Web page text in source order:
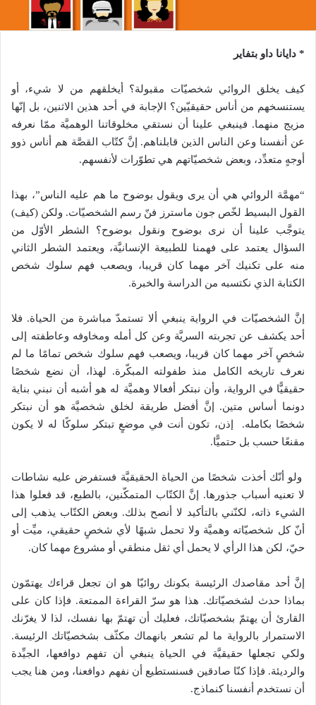
* دايانا داو بتفاير
كيف يخلق الروائي شخصيّات مقبولة؟ أيخلقهم من لا شيء، أو
يستنسخهم من أناس حقيقيّين؟ الإجابة في أحد هذين الاثنين، بل إنّها
مزيج منهما. فينبغي علينا أن نستقي مخلوقاتنا الوهميَّة ممّا نعرفه
عن أنفسنا وعن الناس الذين قابلناهم. إنَّ كتّاب القصَّة هم أناس ذوو
أوجهٍ متعدِّد، وبعض شخصيّاتهم هي تطوّرات لأنفسهم.
“مهمَّة الروائي هي أن يرى ويقول بوضوح ما هم عليه الناس”، بهذا
القول البسيط لخّص جون ماسترز فنّ رسم الشخصيّات. ولكن (كيف)
يتوجَّب علينا أن نرى بوضوح ونقول بوضوح؟ الشطر الأوّل من
السؤال يعتمد على فهمنا للطبيعة الإنسانيَّة، ويعتمد الشطر الثاني
منه على تكنيك آخر مهما كان قريبا، ويصعب فهم سلوك شخص
الكتابة الذي نكتسبه من الدراسة والخبرة.
إنَّ الشخصيّات في الرواية ينبغي ألا تستمدّ مباشرة من الحياة. فلا
أحد يكشف عن تجربته السريَّة وعن كل أمله ومخاوفه وعاطفته إلى
شخصٍ آخر مهما كان قريبا، ويصعب فهم سلوك شخص تمامًا ما لم
نعرف تاريخه الكامل منذ طفولته المبكّرة. لهذا، أن نضع شخصًا
حقيقيًّا في الرواية، وأن نبتكر أفعالا وهميَّة له هو أشبه أن نبني بناية
دونما أساس متين. إنَّ أفضل طريقة لخلق شخصيَّة هو أن نبتكر
شخصًا بكامله. إذن، تكون أنت في موضعٍ تبتكر سلوكًا له لا يكون
مقنعًا حسب بل حتميًّا.
ولو أنّك أخذت شخصًا من الحياة الحقيقيَّة فستفرض عليه نشاطات
لا تعنيه أسباب جذورها. إنَّ الكتّاب المتمكّنين، بالطبع، قد فعلوا هذا
الشيء ذاته، لكنّني بالتأكيد لا أنصح بذلك. وبعض الكتّاب يذهب إلى
أنّ كل شخصيّاته وهميَّة ولا تحمل شبهًا لأي شخصٍ حقيقي، ميِّت أو
حيّ، لكن هذا الرأي لا يحمل أي ثقل منطقي أو مشروع مهما كان.
إنَّ أحد مقاصدك الرئيسة بكونك روائيّا هو ان تجعل قراءك يهتمّون
بماذا حدث لشخصيّاتك. هذا هو سرّ القراءة الممتعة. فإذا كان على
القارئ أن يهتمّ بشخصيّاتك، فعليك أن تهتمّ بها نفسك، لذا لا يغرّنك
الاستمرار بالرواية ما لم تشعر بانهماك مكثّف بشخصيّاتك الرئيسة.
ولكي تجعلها حقيقيَّة في الحياة ينبغي أن تفهم دوافعها، الجيِّدة
والرديئة. فإذا كنّا صادقين فسنستطيع أن نفهم دوافعنا، ومن هنا يجب
أن نستخدم أنفسنا كنماذج.